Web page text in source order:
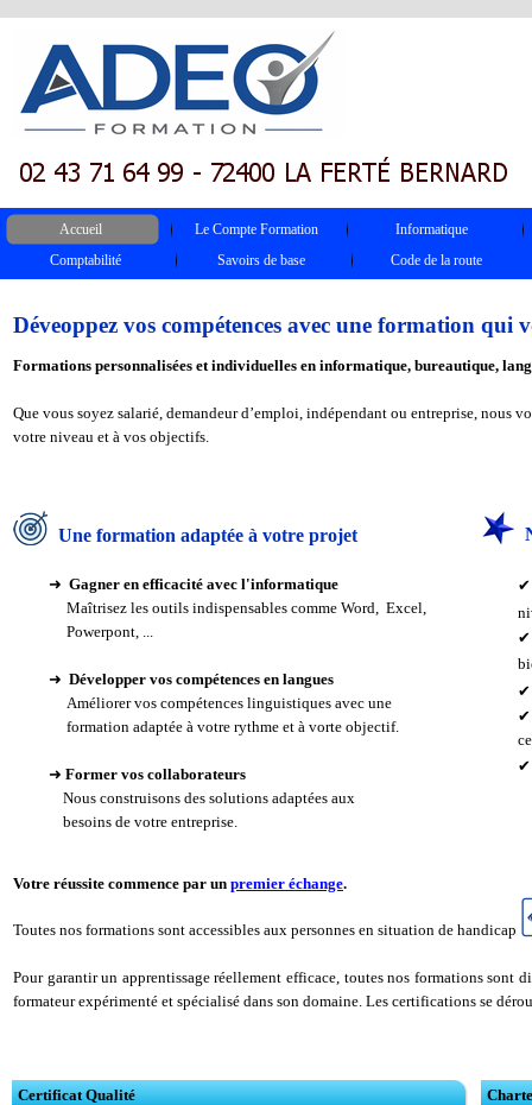
Accueil Le Compte Formation
Informatique
Comptabilité
Savoirs de base Code de la route
Déveoppez vos compétences avec une formation qui
Formations personnalisées et individuelles en informatique, bureautique,
Que vous soyez salarié, demandeur d’emploi, indépendant ou entreprise, nous
votre niveau et à vos objectifs.
Une formation adaptée à votre projet
➜ Gagner en efficacité avec l'informatique
Maîtrisez les outils indispensables comme Word, Excel,
Powerpont, ...
➜ Développer vos compétences en langues
Améliorer vos compétences linguistiques avec une
formation adaptée à votre rythme et à vorte objectif.
➜ Former vos collaborateurs
Nous construisons des solutions adaptées aux
besoins de votre entreprise.
✔
Votre réussite commence par un premier échange.
Toutes nos formations sont accessibles aux personnes en situation de handicap
Pour garantir un apprentissage réellement efficace, toutes nos formations sont
formateur expérimenté et spécialisé dans son domaine. Les certifications se
Certificat Qualité